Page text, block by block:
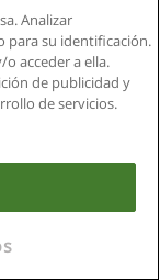
95610580: -
Analizar
para su identificación.
acceder a ella.
de publicidad y
de servicios.